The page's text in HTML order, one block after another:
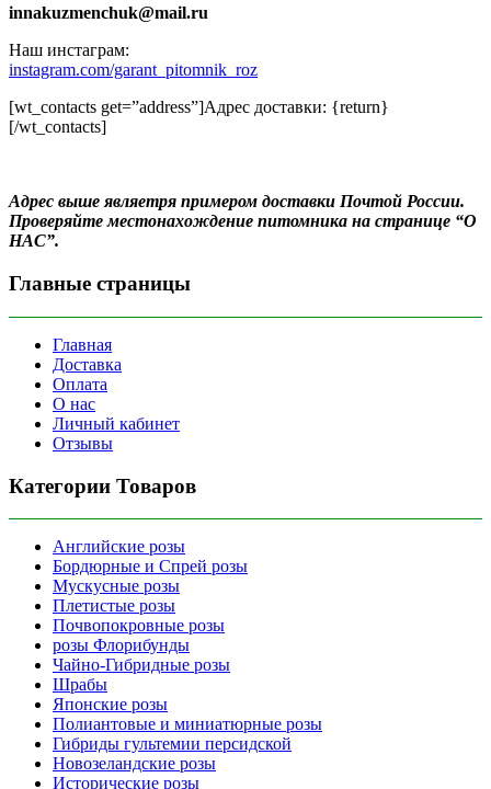
innakuzmenchuk@mail.ru
Наш инстаграм:
instagram.com/garant_pitomnik_roz
[wt_contacts get=”address”]Адрес доставки: {return}
[/wt_contacts]
Адрес выше являетря примером доставки Почтой России.
Проверяйте местонахождение питомника на странице “О
НАС”.
Главные страницы
Главная
Доставка
Оплата
О нас
Личный кабинет
Отзывы
Категории Товаров
Английские розы
Бордюрные и Спрей розы
Мускусные розы
Плетистые розы
Почвопокровные розы
розы Флорибунды
Чайно-Гибридные розы
Шрабы
Японские розы
Полиантовые и миниатюрные розы
Гибриды гультемии персидской
Новозеландские розы
Исторические розы